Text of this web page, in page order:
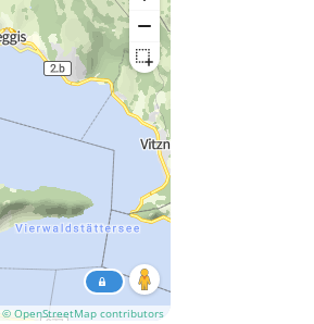
© OpenStreetMap contributors